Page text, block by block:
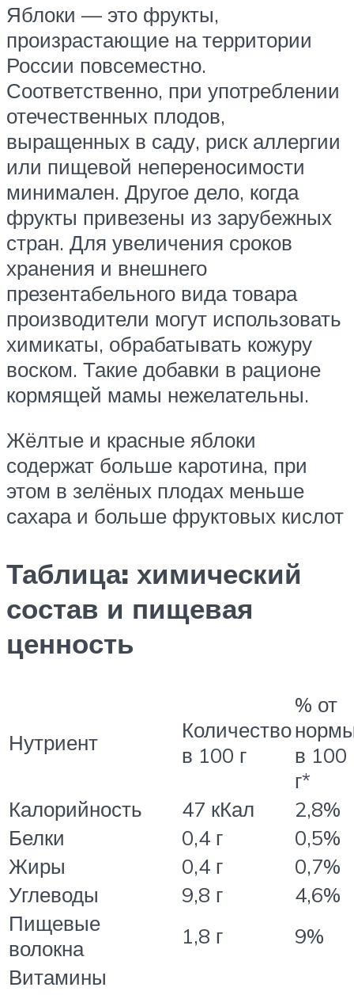
Яблоки — это фрукты,
произрастающие на территории
России повсеместно.
Соответственно, при употреблении
отечественных плодов,
выращенных в саду, риск аллергии
или пищевой непереносимости
минимален. Другое дело, когда
фрукты привезены из зарубежных
стран. Для увеличения сроков
хранения и внешнего
презентабельного вида товара
производители могут использовать
химикаты, обрабатывать кожуру
воском. Такие добавки в рационе
кормящей мамы нежелательны.
Жёлтые и красные яблоки
содержат больше каротина, при
этом в зелёных плодах меньше
сахара и больше фруктовых кислот
Таблица: химический
состав и пищевая
ценность
Нутриент
Количество
в 100 г
% от
в 100
г*
Калорийность
47 кКал
2,8%
Белки
0,4 г
0,5%
Жиры
0,4 г
0,7%
Углеводы
9,8 г
4,6%
Пищевые
волокна
1,8 г
9%
Витамины